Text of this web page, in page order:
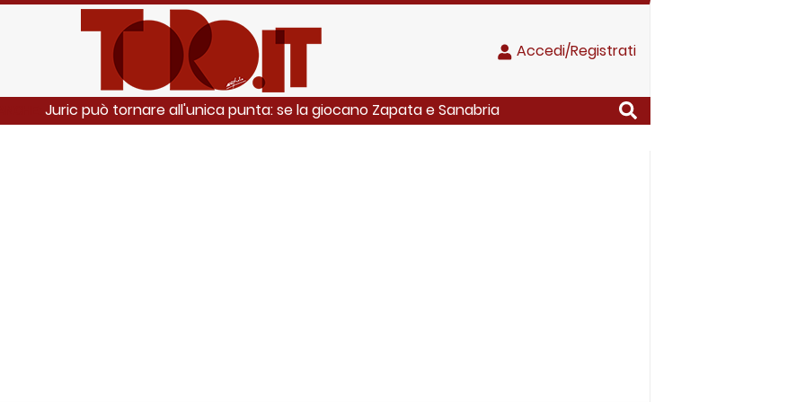
Accedi/Registrati
Juric può tornare all'unica punta: se la giocano Zapata e Sanabria